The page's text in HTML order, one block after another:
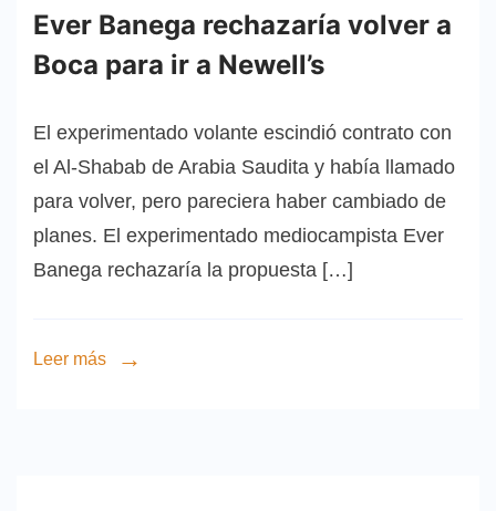
Ever Banega rechazaría volver a
Boca para ir a Newell’s
El experimentado volante escindió contrato con
el Al-Shabab de Arabia Saudita y había llamado
para volver, pero pareciera haber cambiado de
planes. El experimentado mediocampista Ever
Banega rechazaría la propuesta […]
Leer más